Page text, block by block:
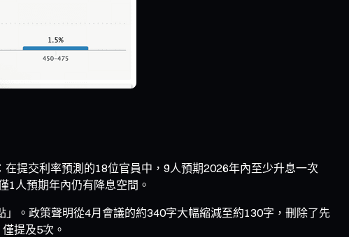
提交利率預測的18位官員中，9人預期2026年內至少升息一次
人預期年內仍有降息空間。
。政策聲明從4月會議的約340字大幅縮減至約130字，刪除了先
提及5次。